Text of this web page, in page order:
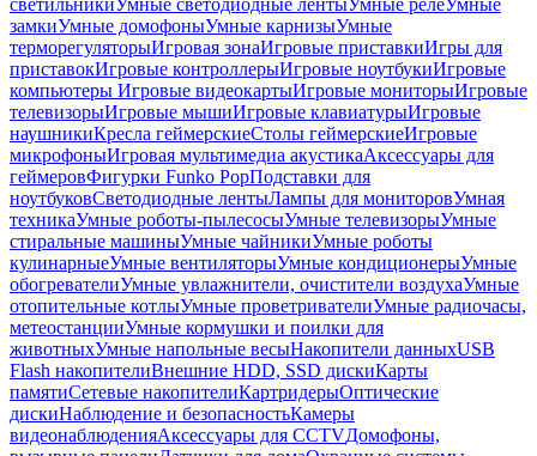
светильникиУмные светодиодные лентыУмные релеУмные
замкиУмные домофоныУмные карнизыУмные
терморегуляторыИгровая зонаИгровые приставкиИгры для
приставокИгровые контроллерыИгровые ноутбукиИгровые
компьютеры Игровые видеокартыИгровые мониторыИгровые
телевизорыИгровые мышиИгровые клавиатурыИгровые
наушникиКресла геймерскиеСтолы геймерскиеИгровые
микрофоныИгровая мультимедиа акустикаАксессуары для
геймеровФигурки Funko PopПодставки для
ноутбуковСветодиодные лентыЛампы для мониторовУмная
техникаУмные роботы-пылесосыУмные телевизорыУмные
стиральные машиныУмные чайникиУмные роботы
кулинарныеУмные вентиляторыУмные кондиционерыУмные
обогревателиУмные увлажнители, очистители воздухаУмные
отопительные котлыУмные проветривателиУмные радиочасы,
метеостанцииУмные кормушки и поилки для
животныхУмные напольные весыНакопители данныхUSB
Flash накопителиВнешние HDD, SSD дискиКарты
памятиСетевые накопителиКартридерыОптические
дискиНаблюдение и безопасностьКамеры
видеонаблюденияАксессуары для CCTVДомофоны,